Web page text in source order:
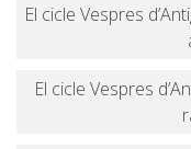
El cicle Vespres
El cicle Vespres